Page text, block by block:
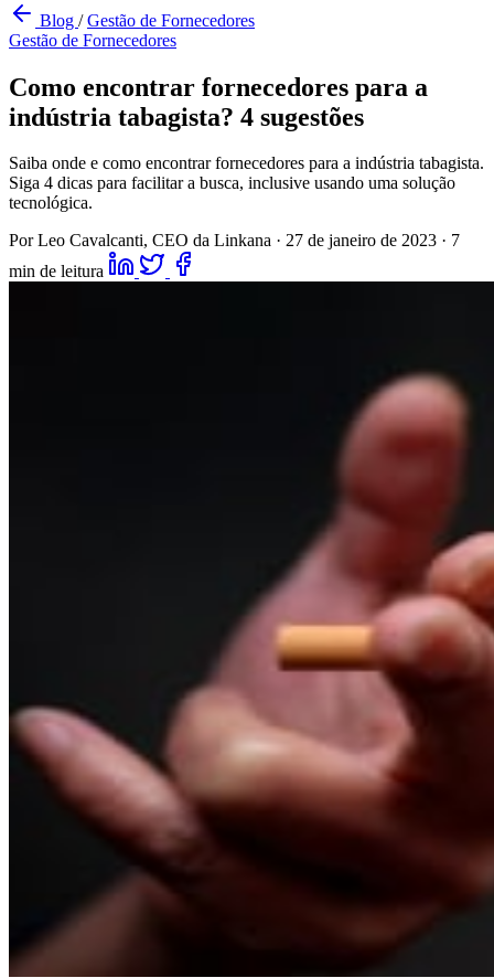
Blog /Gestão de Fornecedores
Gestão de Fornecedores
Como encontrar fornecedores para a
indústria tabagista? 4 sugestões
Saiba onde e como encontrar fornecedores para a indústria tabagista.
Siga 4 dicas para facilitar a busca, inclusive usando uma solução
tecnológica.
Por Leo Cavalcanti, CEO da Linkana · 27 de janeiro de 2023 · 7
min de leitura